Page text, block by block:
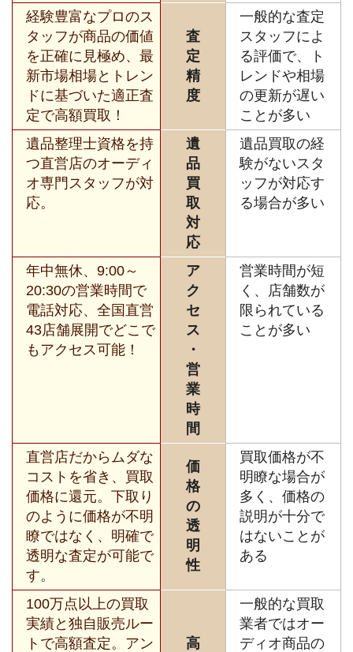
経験豊富なプロのス
タッフが商品の価値
を正確に見極め、最
新市場相場とトレン
ドに基づいた適正査
定で高額買取！
査
定
精
度
一般的な査定
スタッフによ
る評価で、ト
レンドや相場
の更新が遅い
ことが多い
遺品整理士資格を持
つ直営店のオーディ
オ専門スタッフが対
応。
遺
品
買
取
対
応
遺品買取の経
験がないスタ
ッフが対応す
る場合が多い
年中無休、9:00～
20:30の営業時間で
電話対応、全国直営
43店舗展開でどこで
もアクセス可能！
ア
ク
セ
ス
・
営
業
時
間
営業時間が短
く、店舗数が
限られている
ことが多い
直営店だからムダな
コストを省き、買取
価格に還元。下取り
のように価格が不明
瞭ではなく、明確で
透明な査定が可能で
す。
価
格
の
透
明
性
買取価格が不
明瞭な場合が
多く、価格の
説明が十分で
はないことが
ある
100万点以上の買取
実績と独自販売ルー
トで高額査定。アン
高
一般的な買取
業者ではオー
ディオ商品の